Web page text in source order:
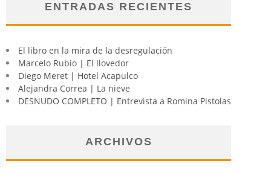
ENTRADAS RECIENTES
El libro en la mira de la desregulación
Marcelo Rubio | El llovedor
Diego Meret | Hotel Acapulco
Alejandra Correa | La nieve
DESNUDO COMPLETO | Entrevista a Romina Pistolas
ARCHIVOS